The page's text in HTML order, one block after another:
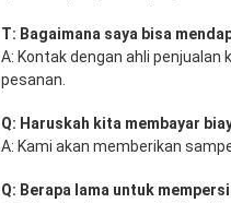
T: Bagaimana saya bisa
A: Kontak dengan ahli
pesanan.
Q: Haruskah kita membayar
A: Kami akan memberikan
Q: Berapa lama untuk